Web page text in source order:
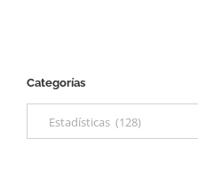
Categorías
Estadísticas (128)